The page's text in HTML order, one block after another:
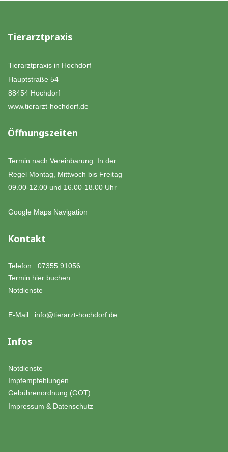
Tierarztpraxis
Tierarztpraxis in Hochdorf
Hauptstraße 54
88454 Hochdorf
www.tierarzt-hochdorf.de
Öffnungszeiten
Termin nach Vereinbarung. In der
Regel Montag, Mittwoch bis Freitag
09.00-12.00 und 16.00-18.00 Uhr
Google Maps Navigation
Kontakt
Telefon: 07355 91056
Termin hier buchen
Notdienste
E-Mail: info@tierarzt-hochdorf.de
Infos
Notdienste
Impfempfehlungen
Gebührenordnung (GOT)
Impressum & Datenschutz